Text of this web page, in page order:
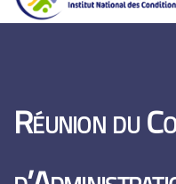
Réunion du